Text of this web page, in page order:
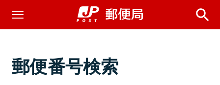
郵便番号検索